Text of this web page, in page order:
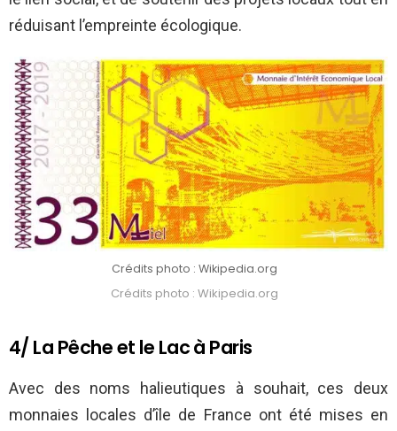
réduisant l’empreinte écologique.
Crédits photo : Wikipedia.org
Crédits photo : Wikipedia.org
4/ La Pêche et le Lac à Paris
Avec des noms halieutiques à souhait, ces deux
monnaies locales d’île de France ont été mises en